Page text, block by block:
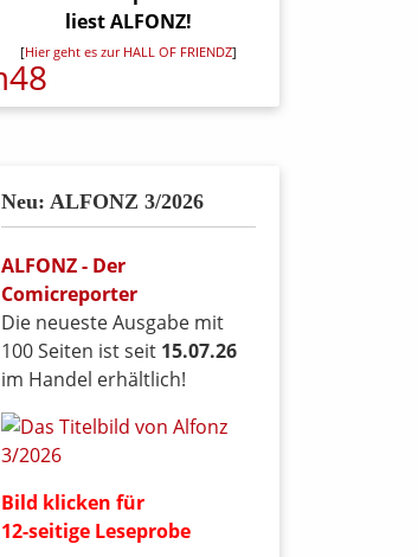
liest ALFONZ!
[Hier geht es zur HALL OF FRIENDZ]
Neu: ALFONZ 3/2026
ALFONZ - Der
Comicreporter
Die neueste Ausgabe mit
100 Seiten ist seit 15.07.26
im Handel erhältlich!
Bild klicken für
12-seitige Leseprobe